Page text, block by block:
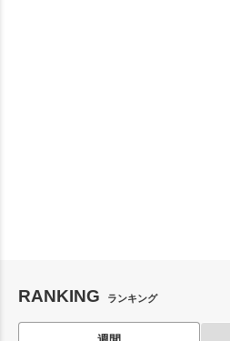
RANKING ランキング